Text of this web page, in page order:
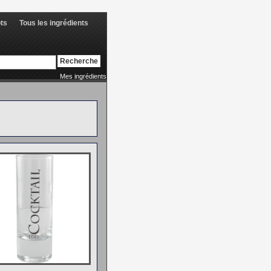
Tous les ingrédients
Mes ingrédients